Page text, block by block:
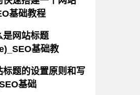
理，现在建立网站，需要
息产业部进行网站备案，备
填写。正常情况下，从申
案成功的时间，在20天左
是新手一般对备案流程不
所以有时信息填写不符合
备案成功
基础教程
水网站建设——士人网络
说如何快速搭建一个网
先声明，以下方法只是适
买一个域名和网站空间，
解析到网站空间即
第二步：根据自己想建
是网站标题
基础教
水SEO和您一起看一下什
网站标题： 第一种方
开百度，在输入框里输入
标题的设置原则和写
基础